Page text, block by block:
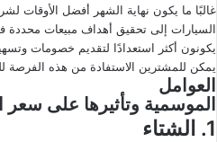
غالبًا ما يكون نهاية الشهر أفضل الأوقات
السيارات إلى تحقيق أهداف مبيعات محددة
يكونون أكثر استعدادًا لتقديم خصومات
يمكن للمشترين الاستفادة من هذه
العوامل
الموسمية وتأثيرها على سعر
1. الشتاء